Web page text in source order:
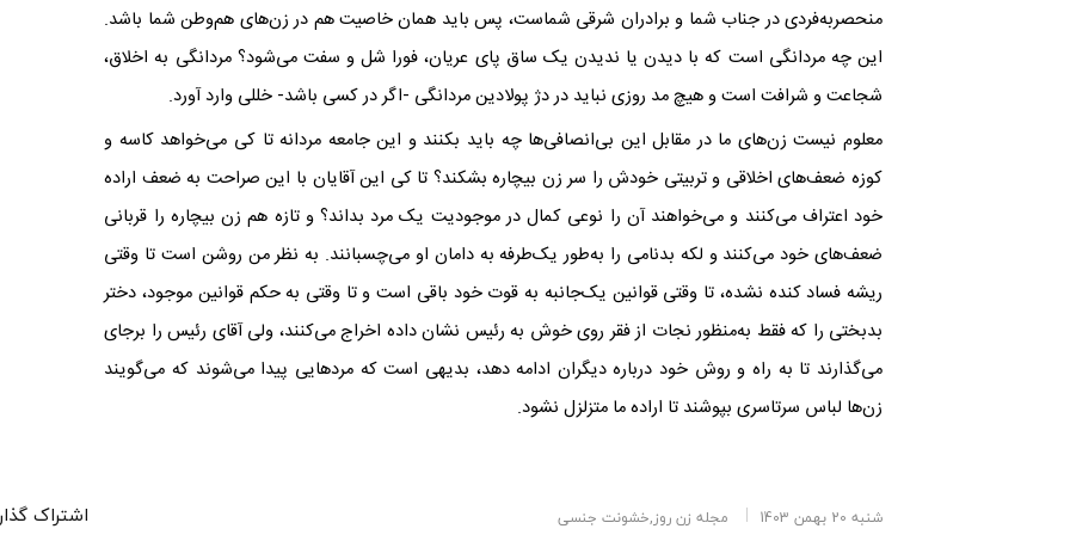
منحصربه‌فردی در جناب شما و برادران شرقی شماست، پس باید همان خاصیت هم در زن‌های هم‌وطن شما باشد.
این چه مردانگی است که با دیدن یا ندیدن یک ساق پای عریان، فورا شل و سفت می‌شود؟ مردانگی به اخلاق،
شجاعت و شرافت است و هیچ مد روزی نباید در دژ پولادین مردانگی -اگر در کسی باشد- خللی وارد آورد.
معلوم نیست زن‌های ما در مقابل این بی‌انصافی‌ها چه باید بکنند و این جامعه مردانه تا کی می‌خواهد کاسه و
کوزه ضعف‌های اخلاقی و تربیتی خودش را سر زن بیچاره بشکند؟ تا کی این آقایان با این صراحت به ضعف اراده
خود اعتراف می‌کنند و می‌خواهند آن را نوعی کمال در موجودیت یک مرد بداند؟ و تازه هم زن بیچاره را قربانی
ضعف‌های خود می‌کنند و لکه بدنامی را به‌طور یک‌طرفه به دامان او می‌چسبانند. به نظر من روشن است تا وقتی
ریشه فساد کنده نشده، تا وقتی قوانین یک‌جانبه به قوت خود باقی است و تا وقتی به حکم قوانین موجود، دختر
بدبختی را که فقط به‌منظور نجات از فقر روی خوش به رئیس نشان داده اخراج می‌کنند، ولی آقای رئیس را برجای
می‌گذارند تا به راه و روش خود درباره دیگران ادامه دهد، بدیهی است که مردهایی پیدا می‌شوند که می‌گویند
زن‌ها لباس سرتاسری بپوشند تا اراده ما متزلزل نشود.
شنبه 20 بهمن 1403 مجله زن روز,خشونت جنسی اشتراک